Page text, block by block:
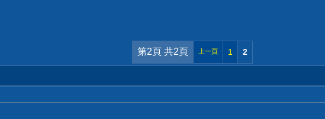
第2頁 共2頁 上一頁 1 2